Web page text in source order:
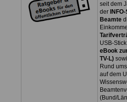
seit dem
der
Beamte
USB-
eBook
TV-L)
Rund
auf dem
(Bund/